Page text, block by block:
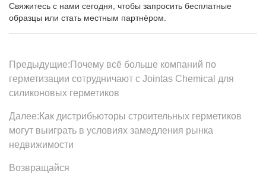
Предыдущие: Почему всё больше компаний по
герметизации сотрудничают с Jointas Chemical для
силиконовых герметиков
Далее: Как дистрибьюторы строительных герметиков
могут выиграть в условиях замедления рынка
недвижимости
Возвращайся